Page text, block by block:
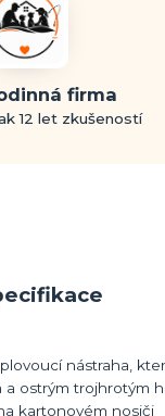
firma
12 let zkušeností
nástraha,
a ostrým trojhrotým
kartonovém nosiči